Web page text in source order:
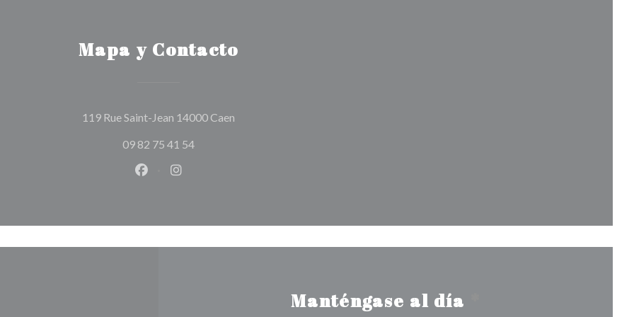
Mapa y Contacto
119 Rue Saint-Jean 14000 Caen
09 82 75 41 54
Facebook ((abre en una nueva ventana))
Instagram ((abre en una nueva ventana))
Manténgase al día